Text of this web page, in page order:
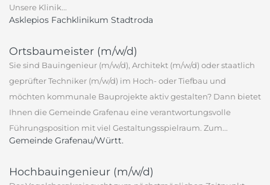
Unsere Klinik...
Asklepios Fachklinikum Stadtroda
Ortsbaumeister (m/w/d)
Sie sind Bauingenieur (m/w/d), Architekt (m/w/d) oder staatlich
geprüfter Techniker (m/w/d) im Hoch- oder Tiefbau und
möchten kommunale Bauprojekte aktiv gestalten? Dann bietet
Ihnen die Gemeinde Grafenau eine verantwortungsvolle
Führungsposition mit viel Gestaltungsspielraum. Zum...
Gemeinde Grafenau/Württ.
Hochbauingenieur (m/w/d)